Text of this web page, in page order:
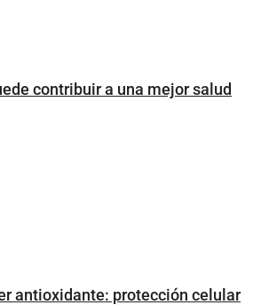
contribuir a una mejor salud
antioxidante: protección celular